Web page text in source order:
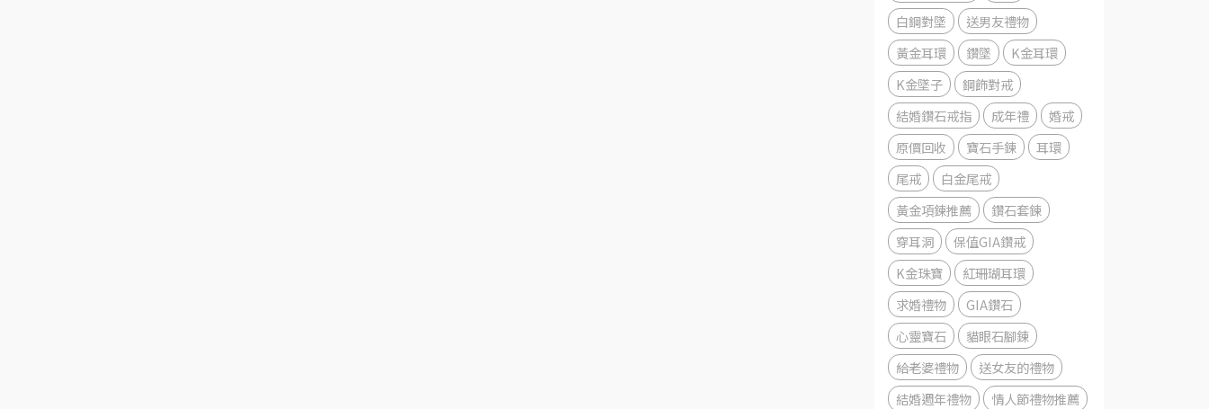
白鋼對墜
送男友禮物
黃金耳環
鑽墜
K金耳環
K金墜子
鋼飾對戒
結婚鑽石戒指
成年禮
婚戒
原價回收
寶石手鍊
耳環
尾戒
白金尾戒
黃金項鍊推薦
鑽石套鍊
穿耳洞
保值GIA鑽戒
K金珠寶
紅珊瑚耳環
求婚禮物
GIA鑽石
心靈寶石
貓眼石腳鍊
給老婆禮物
送女友的禮物
結婚週年禮物
情人節禮物推薦